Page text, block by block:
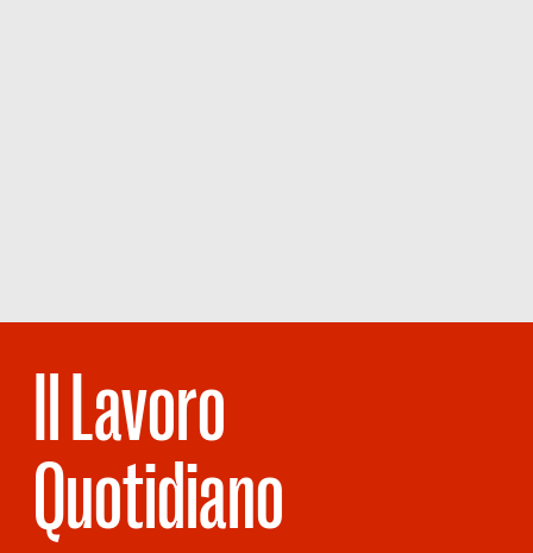
Il Lavoro
Quotidiano